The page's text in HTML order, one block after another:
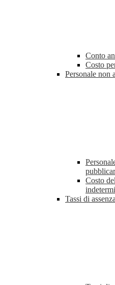
Conto
Costo
Personale non
Costo
Tassi di assenza